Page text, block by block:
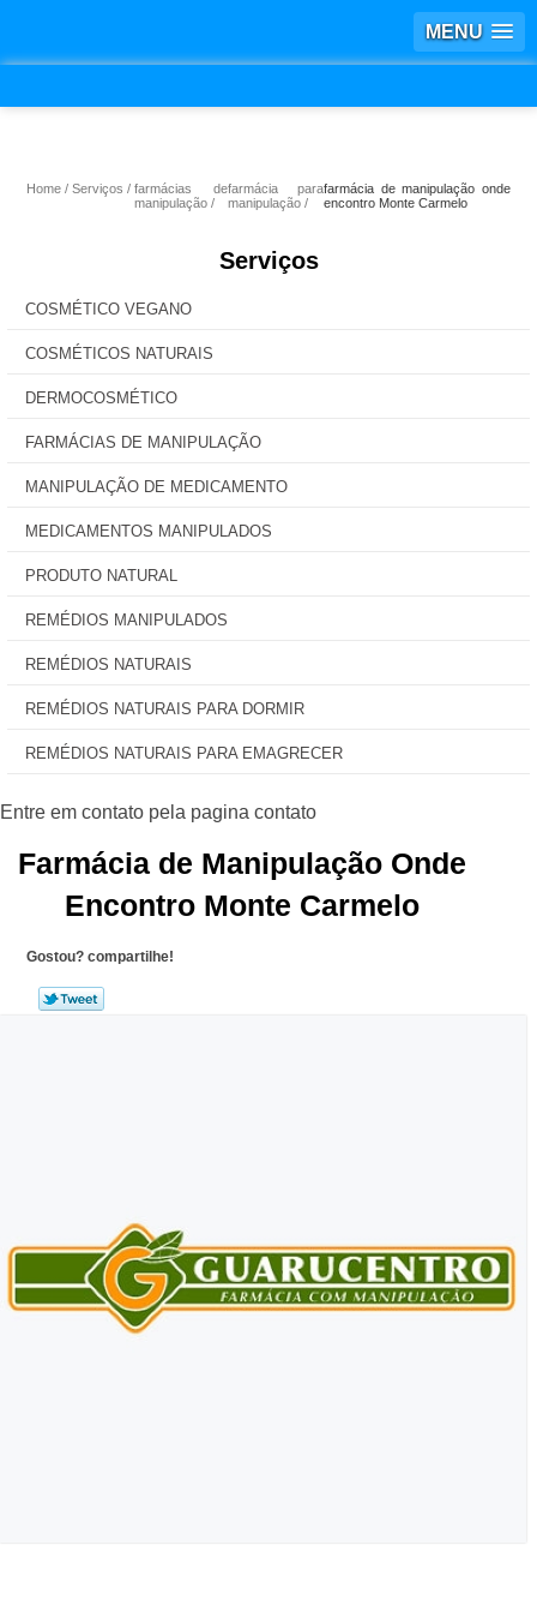
MENU
Home Serviços
farmácias de
manipulação
farmácia para
manipulação
farmácia de manipulação onde
encontro Monte Carmelo
Serviços
COSMÉTICO VEGANO
COSMÉTICOS NATURAIS
DERMOCOSMÉTICO
FARMÁCIAS DE MANIPULAÇÃO
MANIPULAÇÃO DE MEDICAMENTO
MEDICAMENTOS MANIPULADOS
PRODUTO NATURAL
REMÉDIOS MANIPULADOS
REMÉDIOS NATURAIS
REMÉDIOS NATURAIS PARA DORMIR
REMÉDIOS NATURAIS PARA EMAGRECER
Farmácia de Manipulação Onde
Encontro Monte Carmelo
Gostou? compartilhe!